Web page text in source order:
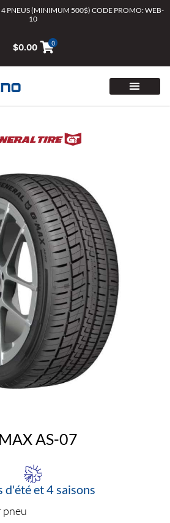
4 PNEUS (MINIMUM 500$) CODE PROMO: WEB-
10
$0.00 0
AS-07
d'été et 4 saisons
pneu